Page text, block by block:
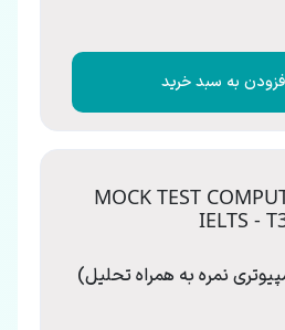
به سبد خرید
MOCK TEST
IELTS -